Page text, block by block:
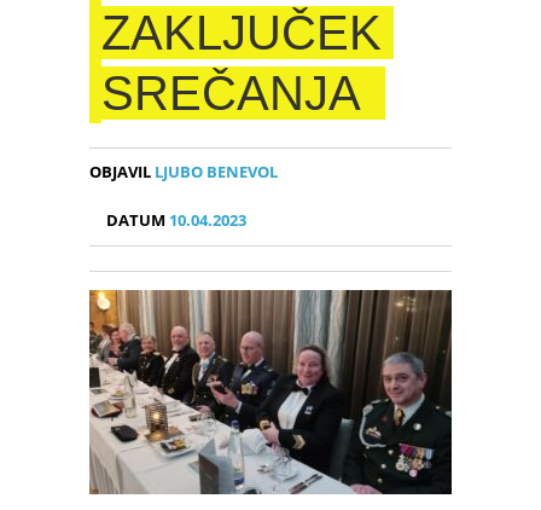
ZAKLJUČEK
SREČANJA
OBJAVIL LJUBO BENEVOL
DATUM 10.04.2023